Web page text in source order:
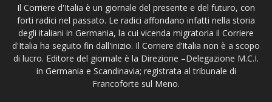
Il Corriere d'Italia è un giornale del presente e del futuro, con
forti radici nel passato. Le radici affondano infatti nella storia
degli italiani in Germania, la cui vicenda migratoria il Corriere
d'Italia ha seguito fin dall'inizio. Il Corriere d’Italia non è a scopo
di lucro. Editore del giornale è la Direzione –Delegazione M.C.I.
in Germania e Scandinavia; registrata al tribunale di
Francoforte sul Meno.